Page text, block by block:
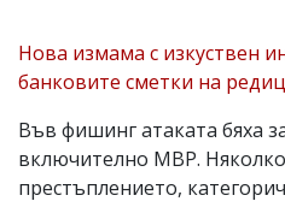
Нова измама с изкуствен
банковите сметки на
Във фишинг атаката бяха
включително МВР.
престъплението,